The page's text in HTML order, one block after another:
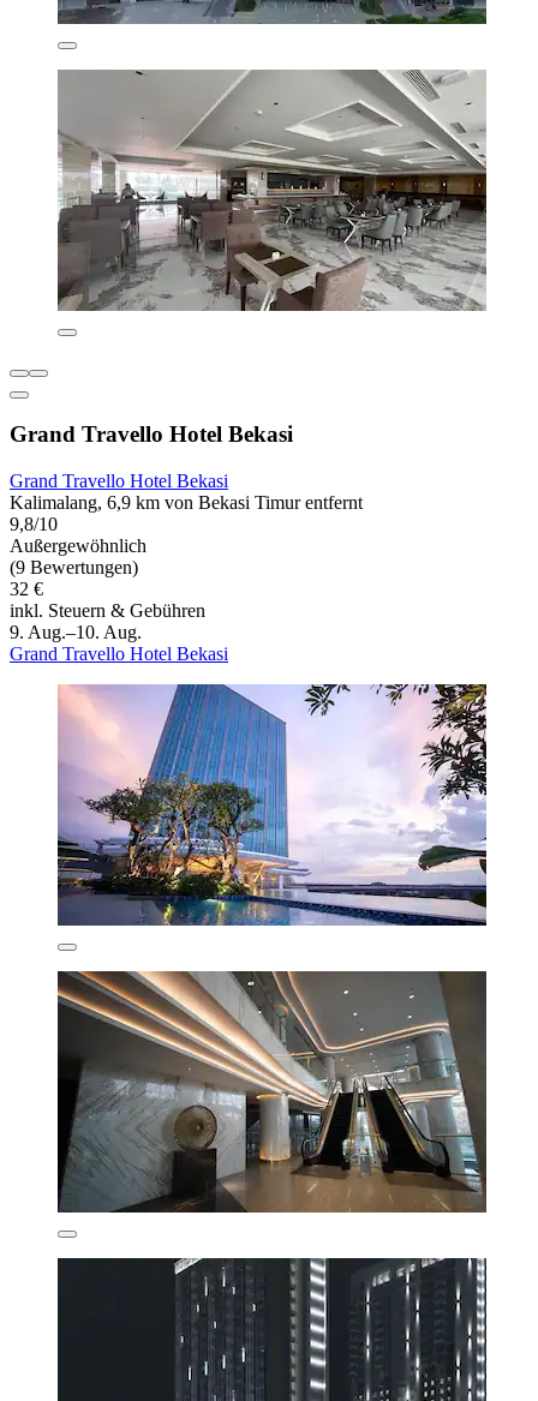
Grand Travello Hotel Bekasi
Grand Travello Hotel Bekasi
Kalimalang, 6,9 km von Bekasi Timur entfernt
9,8/10
Außergewöhnlich
(9 Bewertungen)
32 €
inkl. Steuern & Gebühren
9. Aug.–10. Aug.
Grand Travello Hotel Bekasi